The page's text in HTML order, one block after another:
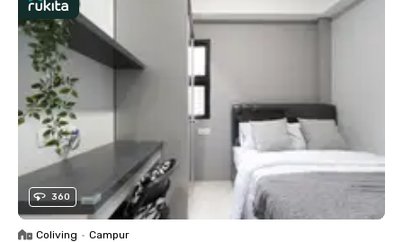
360
Coliving • Campur